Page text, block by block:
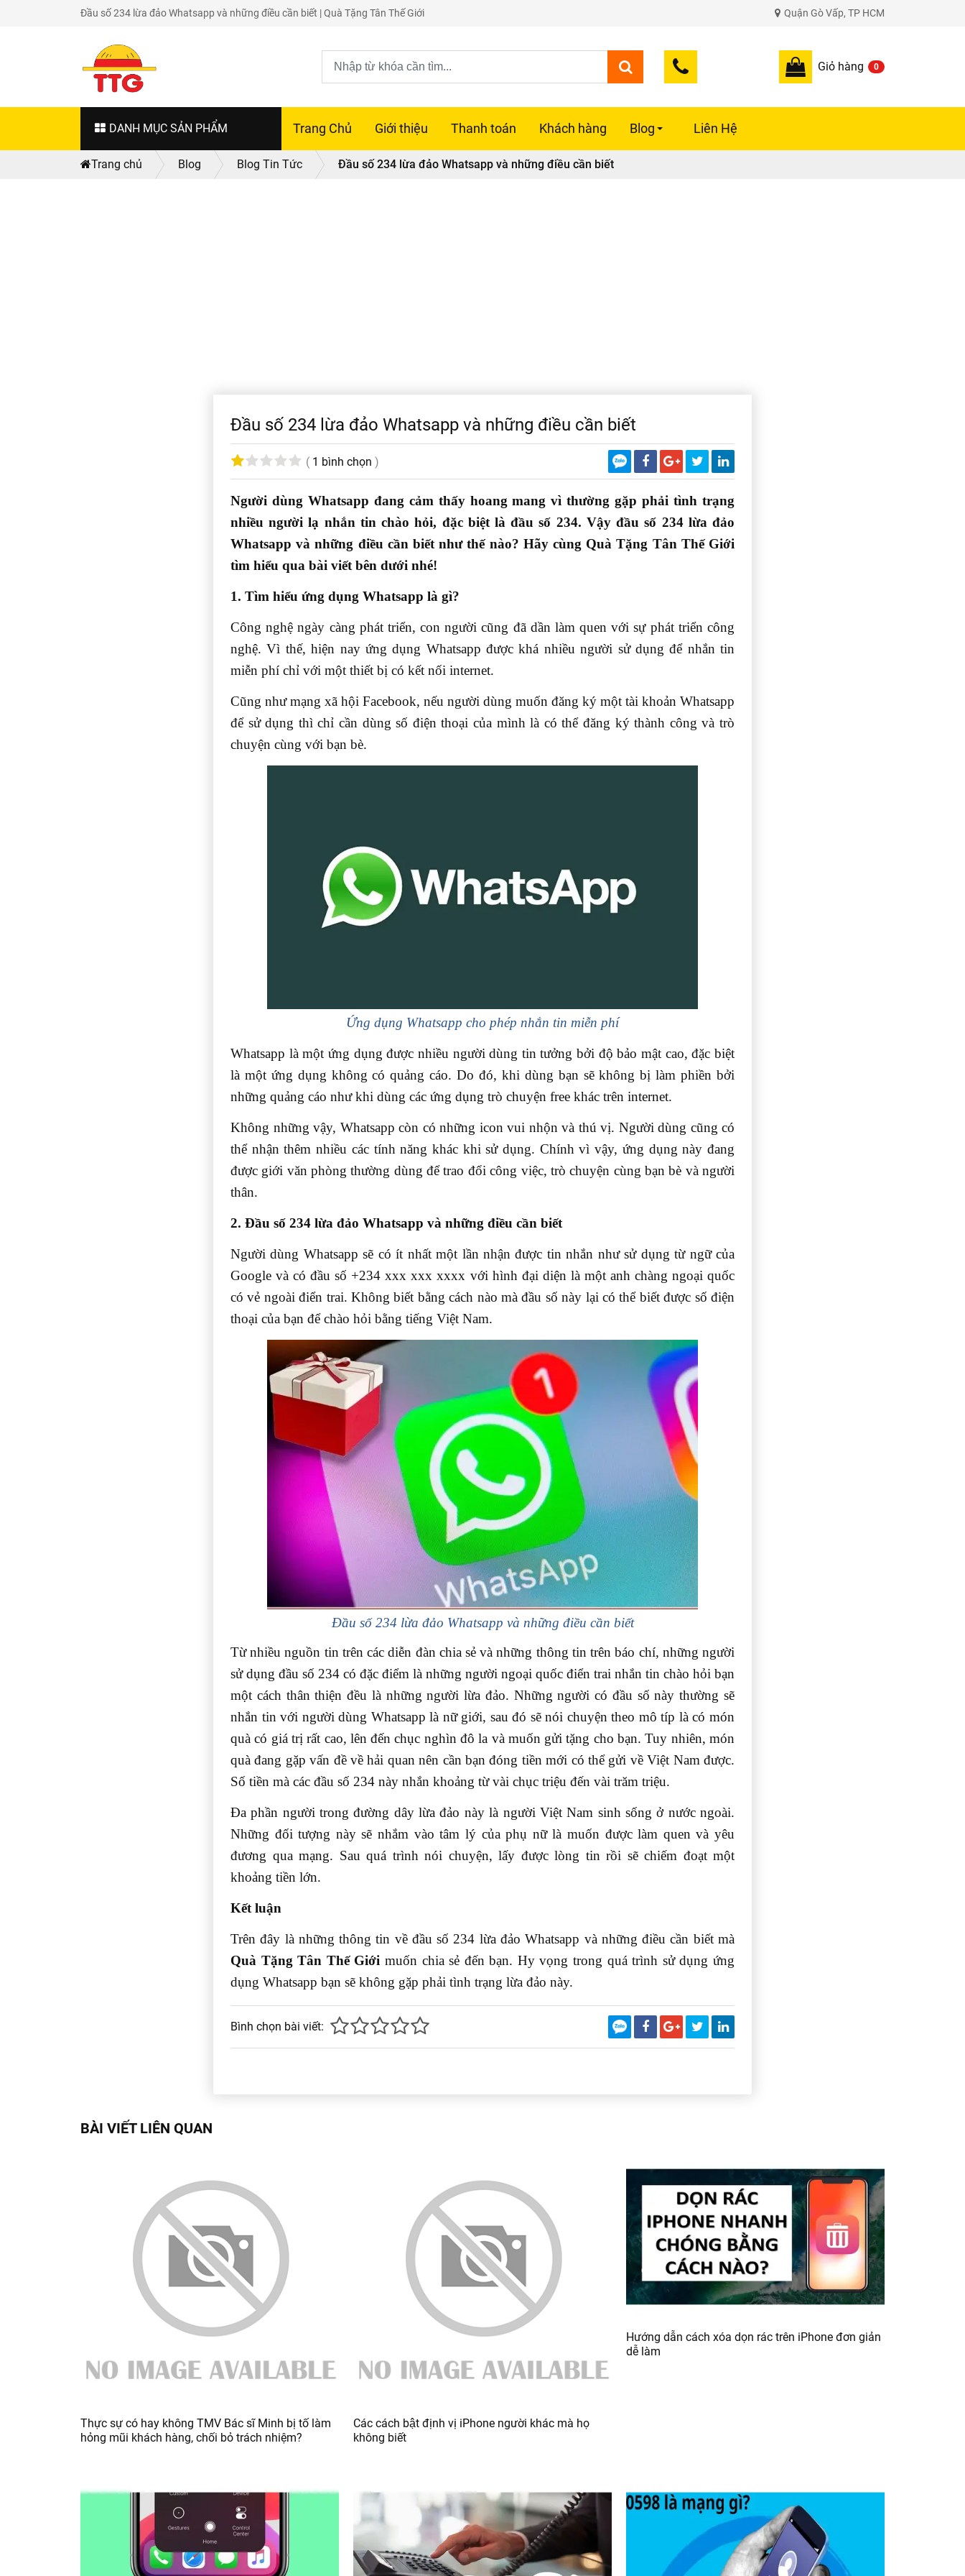
Đầu số 234 lừa đảo Whatsapp và những điều cần biết | Quà Tặng Tân Thế Giới Quận Gò Vấp, TP HCM
Giỏ hàng 0
DANH MỤC SẢN PHẨM Trang Chủ Giới thiệu Thanh toán Khách hàng Blog Liên Hệ
Trang chủ Blog Blog Tin Tức Đầu số 234 lừa đảo Whatsapp và những điều cần biết
Đầu số 234 lừa đảo Whatsapp và những điều cần biết
( 1 bình chọn )
Người dùng Whatsapp đang cảm thấy hoang mang vì thường gặp phải tình trạng
nhiều người lạ nhắn tin chào hỏi, đặc biệt là đầu số 234. Vậyđầu số 234 lừa đảo
Whatsapp và những điều cần biết như thế nào? Hãy cùng Quà Tặng Tân Thế Giới
tìm hiểu qua bài viết bên dưới nhé!
1. Tìm hiểu ứng dụng Whatsapp là gì?
Công nghệ ngày càng phát triển, con người cũng đã dần làm quen với sự phát triển công
nghệ. Vì thế, hiện nay ứng dụng Whatsapp được khá nhiều người sử dụng để nhắn tin
miễn phí chỉ với một thiết bị có kết nối internet.
Cũng như mạng xã hội Facebook, nếu người dùng muốn đăng ký một tài khoản Whatsapp
để sử dụng thì chỉ cần dùng số điện thoại của mình là có thể đăng ký thành công và trò
chuyện cùng với bạn bè.
Ứng dụng Whatsapp cho phép nhắn tin miễn phí
Whatsapp là một ứng dụng được nhiều người dùng tin tưởng bởi độ bảo mật cao, đặc biệt
là một ứng dụng không có quảng cáo. Do đó, khi dùng bạn sẽ không bị làm phiền bởi
những quảng cáo như khi dùng các ứng dụng trò chuyện free khác trên internet.
Không những vậy, Whatsapp còn có những icon vui nhộn và thú vị. Người dùng cũng có
thể nhận thêm nhiều các tính năng khác khi sử dụng. Chính vì vậy, ứng dụng này đang
được giới văn phòng thường dùng để trao đổi công việc, trò chuyện cùng bạn bè và người
thân.
2. Đầu số 234 lừa đảo Whatsapp và những điều cần biết
Người dùng Whatsapp sẽ có ít nhất một lần nhận được tin nhắn như sử dụng từ ngữ của
Google và có đầu số +234 xxx xxx xxxx với hình đại diện là một anh chàng ngoại quốc
có vẻ ngoài điển trai. Không biết bằng cách nào mà đầu số này lại có thể biết được số điện
thoại của bạn để chào hỏi bằng tiếng Việt Nam.
Đầu số 234 lừa đảo Whatsapp và những điều cần biết
Từ nhiều nguồn tin trên các diễn đàn chia sẻ và những thông tin trên báo chí, những người
sử dụng đầu số 234 có đặc điểm là những người ngoại quốc điển trai nhắn tin chào hỏi bạn
một cách thân thiện đều là những người lừa đảo. Những người có đầu số này thường sẽ
nhắn tin với người dùng Whatsapp là nữ giới, sau đó sẽ nói chuyện theo mô típ là có món
quà có giá trị rất cao, lên đến chục nghìn đô la và muốn gửi tặng cho bạn. Tuy nhiên, món
quà đang gặp vấn đề về hải quan nên cần bạn đóng tiền mới có thể gửi về Việt Nam được.
Số tiền mà các đầu số 234 này nhắn khoảng từ vài chục triệu đến vài trăm triệu.
Đa phần người trong đường dây lừa đảo này là người Việt Nam sinh sống ở nước ngoài.
Những đối tượng này sẽ nhắm vào tâm lý của phụ nữ là muốn được làm quen và yêu
đương qua mạng. Sau quá trình nói chuyện, lấy được lòng tin rồi sẽ chiếm đoạt một
khoảng tiền lớn.
Kết luận
Trên đây là những thông tin về đầu số 234 lừa đảo Whatsapp và những điều cần biết mà
Quà Tặng Tân Thế Giới muốn chia sẻ đến bạn. Hy vọng trong quá trình sử dụng ứng
dụng Whatsapp bạn sẽ không gặp phải tình trạng lừa đảo này.
Bình chọn bài viết:
BÀI VIẾT LIÊN QUAN
Thực sự có hay không TMV Bác sĩ Minh bị tố làm
hỏng mũi khách hàng, chối bỏ trách nhiệm?
Các cách bật định vị iPhone người khác mà họ
không biết
Hướng dẫn cách xóa dọn rác trên iPhone đơn giản
dễ làm